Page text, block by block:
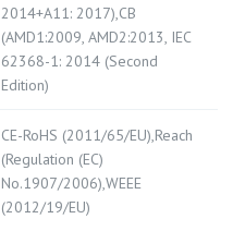
2014+A11: 2017),CB
(AMD1:2009, AMD2:2013, IEC
62368-1: 2014 (Second
Edition)
CE-RoHS (2011/65/EU),Reach
(Regulation (EC)
No.1907/2006),WEEE
(2012/19/EU)